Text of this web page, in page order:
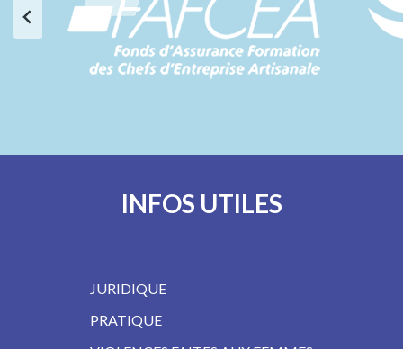
INFOS UTILES
JURIDIQUE
PRATIQUE